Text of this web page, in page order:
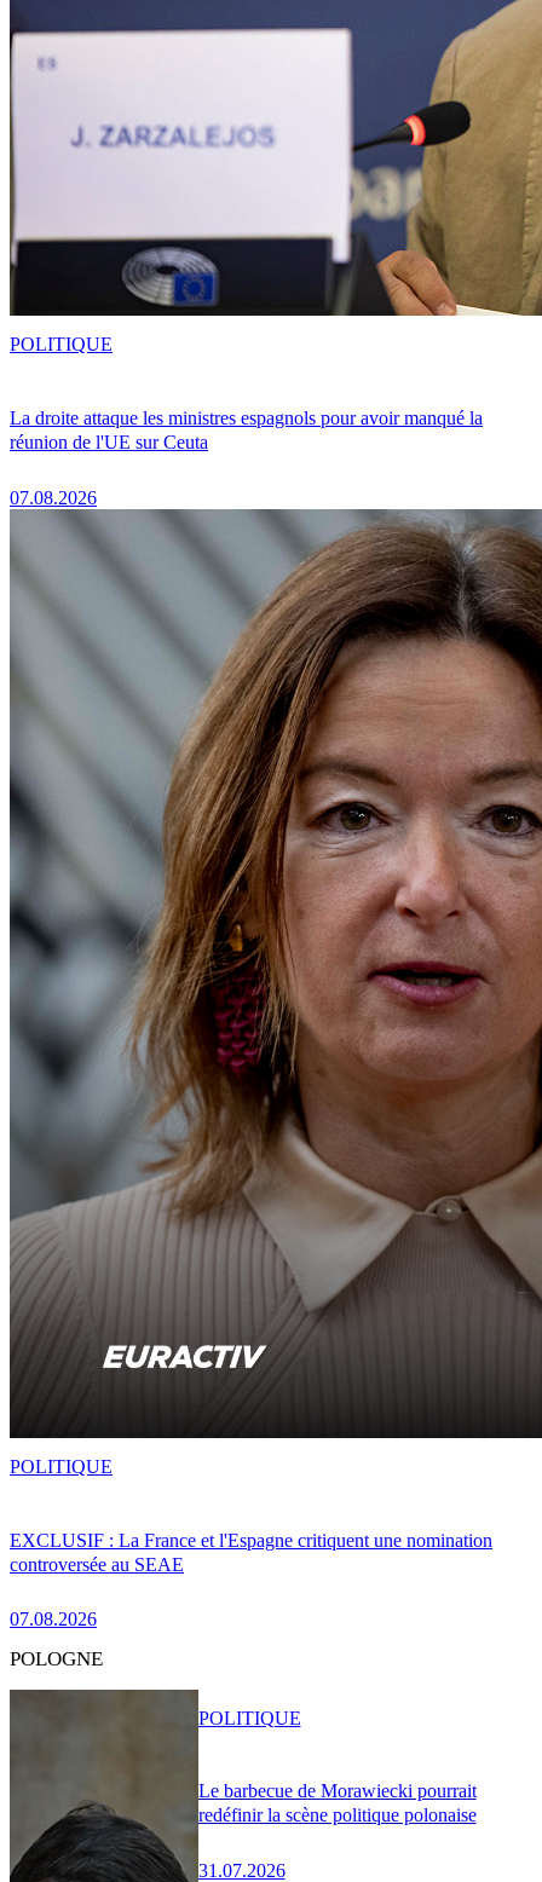
La droite attaque les ministres espagnols pour avoir manqué la
réunion de l'UE sur Ceuta
07.08.2026
POLITIQUE
EXCLUSIF : La France et l'Espagne critiquent une nomination
controversée au SEAE
07.08.2026
POLITIQUE
POLOGNE
Le barbecue de Morawiecki pourrait
redéfinir la scène politique polonaise
31.07.2026
POLITIQUE